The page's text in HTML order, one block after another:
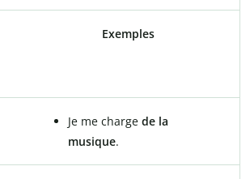
Exemples
Je me charge de la
musique.